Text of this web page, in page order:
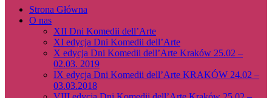
Strona Główna
O nas
XII Dni Komedii dell’Arte
XI edycja Dni Komedii dell’Arte
X edycja Dni Komedii dell’Arte Kraków 25.02 –
02.03. 2019
IX edycja Dni Komedii dell’Arte KRAKÓW 24.02 –
03.03.2018